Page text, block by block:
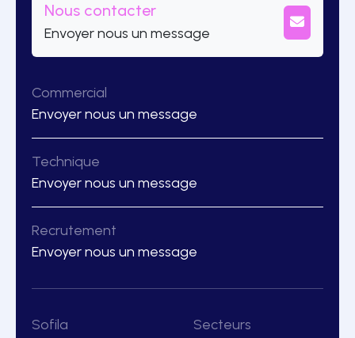
Nous contacter
Envoyer nous un message
Commercial
Envoyer nous un message
Technique
Envoyer nous un message
Recrutement
Envoyer nous un message
Sofila
Secteurs